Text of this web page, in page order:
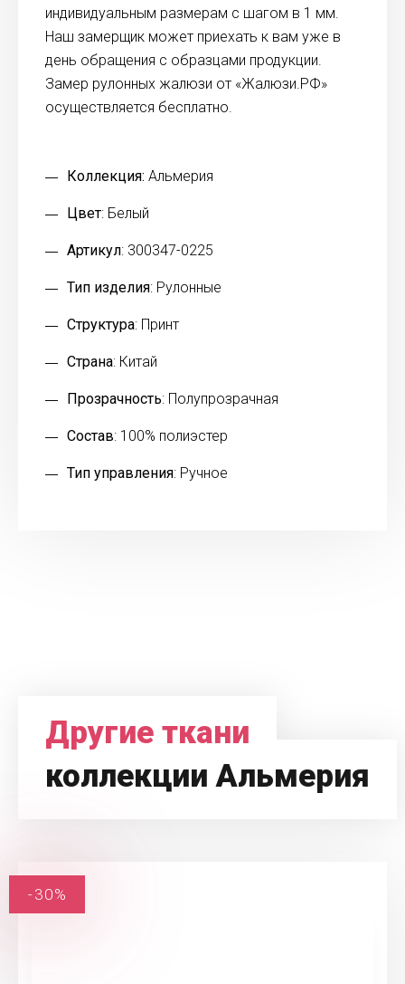
индивидуальным размерам с шагом в 1 мм.
Наш замерщик может приехать к вам уже в
день обращения с образцами продукции.
Замер рулонных жалюзи от «Жалюзи.РФ»
осуществляется бесплатно.
Коллекция: Альмерия
Цвет: Белый
Артикул: 300347-0225
Тип изделия: Рулонные
Структура: Принт
Страна: Китай
Прозрачность: Полупрозрачная
Состав: 100% полиэстер
Тип управления: Ручное
Другие ткани
коллекции Альмерия
-30%